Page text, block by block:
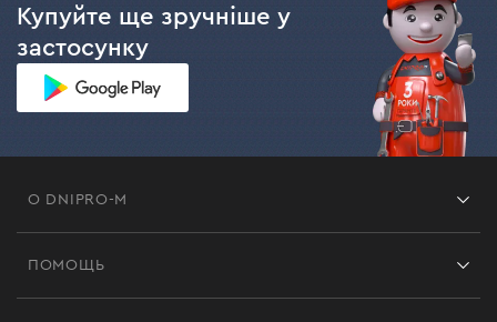
Купуйте ще зручніше у
застосунку
О DNIPRO-M
ПОМОЩЬ